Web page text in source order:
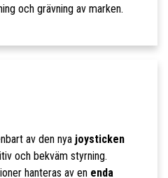
och grävning av marken.
av den nya joysticken
och bekväm styrning.
hanteras av en enda